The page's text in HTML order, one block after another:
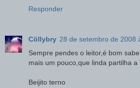
Responder
Cöllybry 28 de setembro de 2008
Sempre pendes o leitor,é bom
mais um pouco,que linda partilha a
Beijito terno